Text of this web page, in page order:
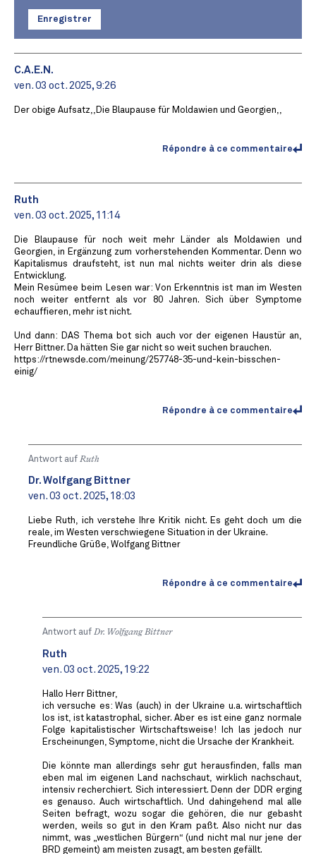
Enregistrer
C.A.E.N.
ven. 03 oct. 2025, 9:26
Der obige Aufsatz,,Die Blaupause für Moldawien und Georgien,,
Répondre à ce commentaire
Ruth
ven. 03 oct. 2025, 11:14
Die Blaupause für noch weit mehr Länder als Moldawien und
Georgien, in Ergänzung zum vorherstehenden Kommentar. Denn wo
Kapitalismus draufsteht, ist nun mal nichts weiter drin als diese
Entwicklung.
Mein Resümee beim Lesen war: Von Erkenntnis ist man im Westen
noch weiter entfernt als vor 80 Jahren. Sich über Symptome
echauffieren, mehr ist nicht.
Und dann: DAS Thema bot sich auch vor der eigenen Haustür an,
Herr Bittner. Da hätten Sie gar nicht so weit suchen brauchen.
https://rtnewsde.com/meinung/257748-35-und-kein-bisschen-
einig/
Répondre à ce commentaire
Antwort auf Ruth
Dr. Wolfgang Bittner
ven. 03 oct. 2025, 18:03
Liebe Ruth, ich verstehe Ihre Kritik nicht. Es geht doch um die
reale, im Westen verschwiegene Situation in der Ukraine.
Freundliche Grüße, Wolfgang Bittner
Répondre à ce commentaire
Antwort auf Dr. Wolfgang Bittner
Ruth
ven. 03 oct. 2025, 19:22
Hallo Herr Bittner,
ich versuche es: Was (auch) in der Ukraine u.a. wirtschaftlich
los ist, ist katastrophal, sicher. Aber es ist eine ganz normale
Folge kapitalistischer Wirtschaftsweise! Ich las jedoch nur
Erscheinungen, Symptome, nicht die Ursache der Krankheit.
Die könnte man allerdings sehr gut herausfinden, falls man
eben mal im eigenen Land nachschaut, wirklich nachschaut,
intensiv recherchiert. Sich interessiert. Denn der DDR erging
es genauso. Auch wirtschaftlich. Und dahingehend mal alle
Seiten befragt, wozu sogar die gehören, die nur gebasht
werden, weils so gut in den Kram paßt. Also nicht nur das
nimmt, was „westlichen Bürgern“ (und nicht mal nur jene der
BRD gemeint) am meisten zusagt, am besten gefällt.